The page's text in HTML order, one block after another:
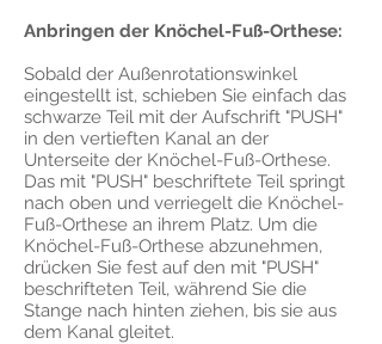
Anbringen der Knöchel-Fuß-Orthese:
Sobald der Außenrotationswinkel
eingestellt ist, schieben Sie einfach das
schwarze Teil mit der Aufschrift "PUSH"
in den vertieften Kanal an der
Unterseite der Knöchel-Fuß-Orthese.
Das mit "PUSH" beschriftete Teil springt
nach oben und verriegelt die Knöchel-
Fuß-Orthese an ihrem Platz. Um die
Knöchel-Fuß-Orthese abzunehmen,
drücken Sie fest auf den mit "PUSH"
beschrifteten Teil, während Sie die
Stange nach hinten ziehen, bis sie aus
dem Kanal gleitet.